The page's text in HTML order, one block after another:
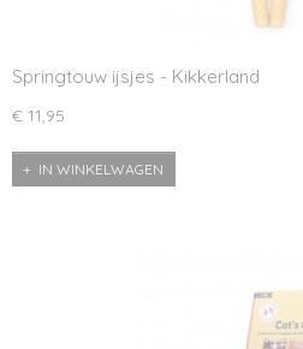
Springtouw ijsjes - Kikkerland
€ 11,95
IN WINKELWAGEN